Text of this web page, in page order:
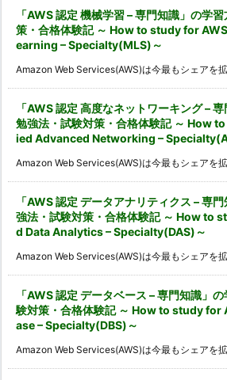
「AWS 認定 機械学習 – 専門知識」の学
策・合格体験記 ～ How to study for
earning – Specialty(MLS)～
Amazon Web Services(AWS)は今最もシェアを
「AWS 認定 高度なネットワーキング –
勉強法・試験対策・合格体験記 ～ How
ied Advanced Networking –
Amazon Web Services(AWS)は今最もシェアを
「AWS 認定 データアナリティクス – 専
強法・試験対策・合格体験記 ～ How to
d Data Analytics – Specialty(DAS)～
Amazon Web Services(AWS)は今最もシェアを
「AWS 認定 データベース – 専門知識」
験対策・合格体験記 ～ How to study
ase – Specialty(DBS)～
Amazon Web Services(AWS)は今最もシェアを